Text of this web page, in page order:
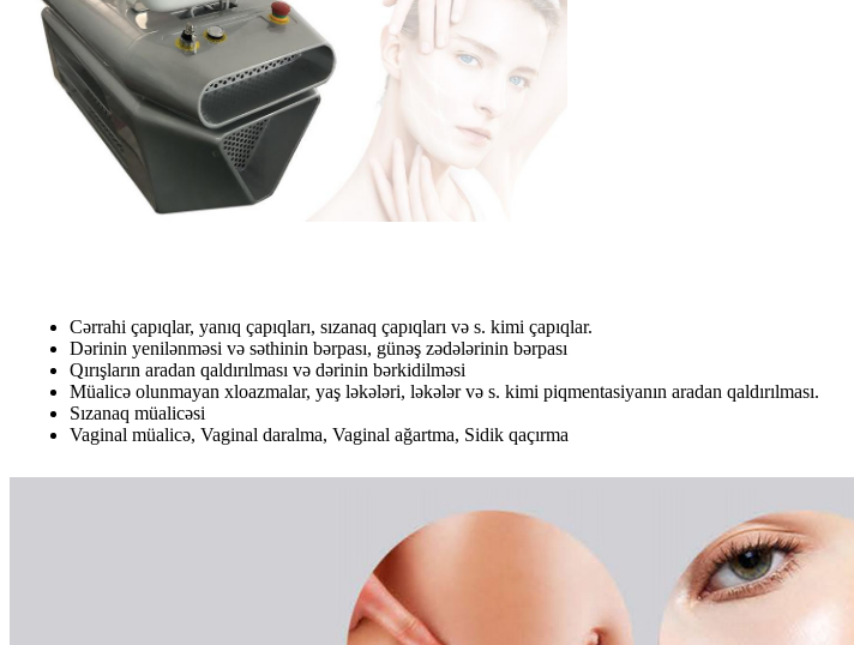
Cərrahi çapıqlar, yanıq çapıqları, sızanaq çapıqları və s. kimi çapıqlar.
Dərinin yenilənməsi və səthinin bərpası, günəş zədələrinin bərpası
Qırışların aradan qaldırılması və dərinin bərkidilməsi
Müalicə olunmayan xloazmalar, yaş ləkələri, ləkələr və s. kimi piqmentasiyanın aradan qaldırılması.
Sızanaq müalicəsi
Vaginal müalicə, Vaginal daralma, Vaginal ağartma, Sidik qaçırma